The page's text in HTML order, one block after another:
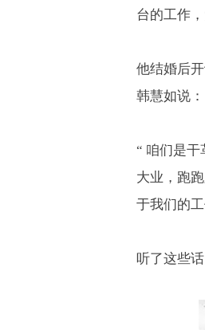
台的工作
他结婚后
韩慧如说：
“ 咱们是干
大业，跑
于我们的工
听了这些